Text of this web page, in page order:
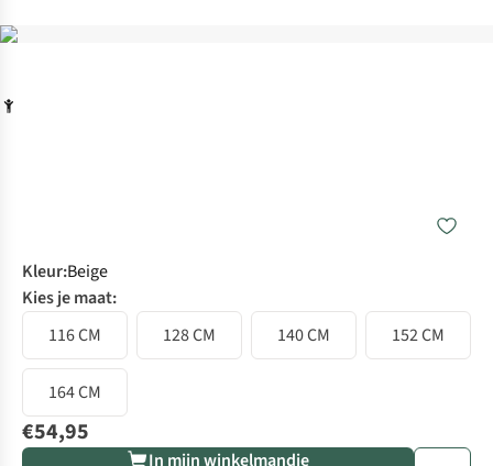
Kleur:Beige
Kies je maat:
116 CM
128 CM 140 CM 152 CM
164 CM
€54,95
In mijn winkelmandje